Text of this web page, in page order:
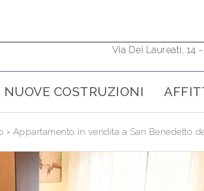
Via Dei Laureati, 14
NUOVE COSTRUZIONI
› Appartamento in vendita a San Benedetto